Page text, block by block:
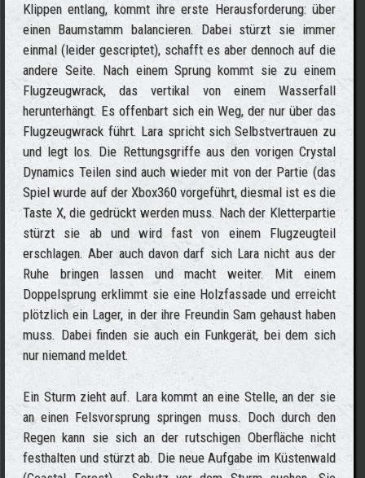
Klippen entlang, kommt ihre erste Herausforderung: über
einen Baumstamm balancieren. Dabei stürzt sie immer
einmal (leider gescriptet), schafft es aber dennoch auf die
andere Seite. Nach einem Sprung kommt sie zu einem
Flugzeugwrack, das vertikal von einem Wasserfall
herunterhängt. Es offenbart sich ein Weg, der nur über das
Flugzeugwrack führt. Lara spricht sich Selbstvertrauen zu
und legt los. Die Rettungsgriffe aus den vorigen Crystal
Dynamics Teilen sind auch wieder mit von der Partie (das
Spiel wurde auf der Xbox360 vorgeführt, diesmal ist es die
Taste X, die gedrückt werden muss. Nach der Kletterpartie
stürzt sie ab und wird fast von einem Flugzeugteil
erschlagen. Aber auch davon darf sich Lara nicht aus der
Ruhe bringen lassen und macht weiter. Mit einem
Doppelsprung erklimmt sie eine Holzfassade und erreicht
plötzlich ein Lager, in der ihre Freundin Sam gehaust haben
muss. Dabei finden sie auch ein Funkgerät, bei dem sich
nur niemand meldet.
Ein Sturm zieht auf. Lara kommt an eine Stelle, an der sie
an einen Felsvorsprung springen muss. Doch durch den
Regen kann sie sich an der rutschigen Oberfläche nicht
festhalten und stürzt ab. Die neue Aufgabe im Küstenwald